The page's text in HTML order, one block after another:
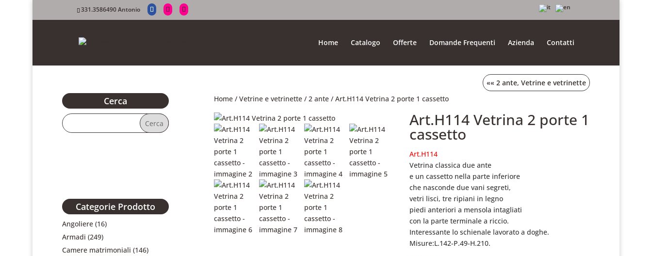
331.3586490 Antonio
Home Catalogo Offerte Domande Frequenti Azienda Contatti
Home/ Vetrine e vetrinette/ 2 ante/ Art.H114 Vetrina 2 porte 1 cassetto
««2 ante,Vetrine e vetrinette
Art.H114 Vetrina 2 porte 1
cassetto
Art.H114
Vetrina classica due ante
e un cassetto nella parte inferiore
che nasconde due vani segreti,
vetri lisci, tre ripiani in legno
piedi anteriori a mensola intagliati
con la parte terminale a riccio.
Interessante lo schienale lavorato a doghe.
Misure:L.142-P.49-H.210.
Cerca
Categorie Prodotto
Angoliere (16)
Armadi (249)
Camere matrimoniali (146)